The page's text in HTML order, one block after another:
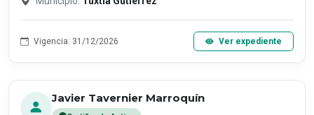
Vigencia: 31/12/2026 Ver expediente
Javier Tavernier Marroquín